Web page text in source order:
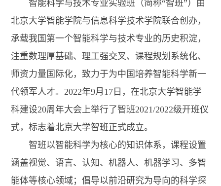
智能科学与技术专业实验班（简称“智班”）由
北京大学智能学院与信息科学技术学院联合创办，
承载我国第一个智能科学与技术专业的历史积淀，
注重数理厚基础、理工强交叉、课程规划系统化、
师资力量国际化，致力于为中国培养智能科学新一
代领军人才。2022年9月17日，在北京大学智能学
科建设20周年大会上举行了智班2021/2022级开班仪
式，标志着北京大学智班正式成立。
智班以智能科学为核心的知识体系，课程设置
涵盖视觉、语言、认知、机器人、机器学习、多智
能体等核心领域；倡导以前沿研究为导向的科学探